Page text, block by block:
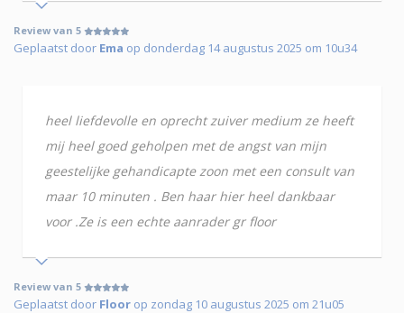
Review van 5
Geplaatst door Ema op donderdag 14 augustus 2025 om 10u34
heel liefdevolle en oprecht zuiver medium ze heeft
mij heel goed geholpen met de angst van mijn
geestelijke gehandicapte zoon met een consult van
maar 10 minuten . Ben haar hier heel dankbaar
voor .Ze is een echte aanrader gr floor
Review van 5
Geplaatst door Floor op zondag 10 augustus 2025 om 21u05